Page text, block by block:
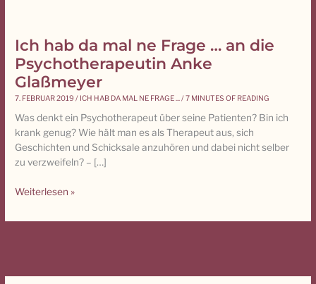
Ich hab da mal ne Frage … an die
Psychotherapeutin Anke
Glaßmeyer
7. FEBRUAR 2019 / ICH HAB DA MAL NE FRAGE .../7 MINUTES OF READING
Was denkt ein Psychotherapeut über seine Patienten? Bin ich
krank genug? Wie hält man es als Therapeut aus, sich
Geschichten und Schicksale anzuhören und dabei nicht selber
zu verzweifeln? – […]
Ich
hab
da
mal
ne
Frage
…
an
die
Anke
Weiterlesen »